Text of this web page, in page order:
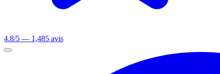
4.8/5 — 1,485 avis
Ouvrir le menu